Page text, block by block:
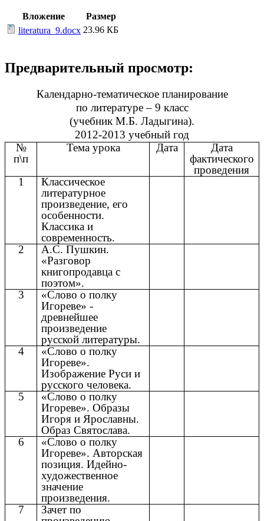
Вложение
Размер
literatura_9.docx 23.96 КБ
Предварительный просмотр:
Календарно-тематическое планирование
по литературе – 9 класс
(учебник М.Б. Ладыгина).
2012-2013 учебный год
№
п\п
Тема урока Дата
Дата
фактического
проведения
1
Классическое
литературное
произведение, его
особенности.
Классика и
современность.
2
А.С. Пушкин.
«Разговор
книгопродавца с
поэтом».
3
«Слово о полку
Игореве» -
древнейшее
произведение
русской литературы.
4
«Слово о полку
Игореве».
Изображение Руси и
русского человека.
5
«Слово о полку
Игореве». Образы
Игоря и Ярославны.
Образ Святослава.
6
«Слово о полку
Игореве». Авторская
позиция. Идейно-
художественное
значение
произведения.
7
Зачет по